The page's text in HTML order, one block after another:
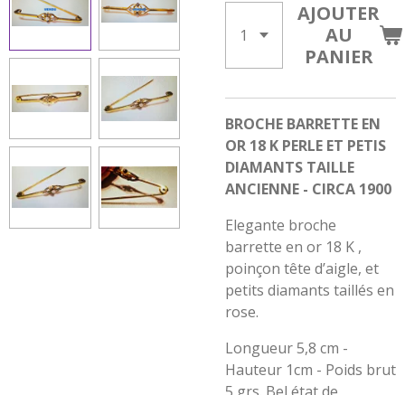
AJOUTER
AU
PANIER
BROCHE BARRETTE EN
OR 18 K PERLE ET PETIS
DIAMANTS TAILLE
ANCIENNE - CIRCA 1900
Elegante broche
barrette en or 18 K ,
poinçon tête d’aigle, et
petits diamants taillés en
rose.
Longueur 5,8 cm -
Hauteur 1cm - Poids brut